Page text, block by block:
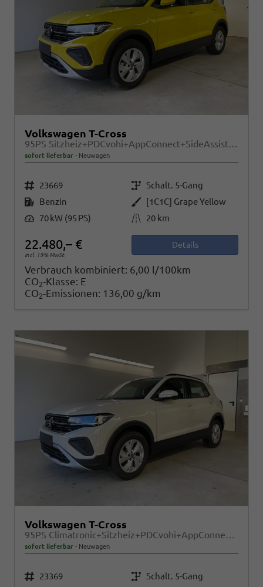
Volkswagen T-Cross
95PS Sitzheiz+PDCvohi+AppConnect+SideAssist+TravelAssist+ACC+Klima
sofort lieferbar Neuwagen
Fahrzeugnr. 23669 Getriebe Schalt. 5-Gang
Kraftstoff Benzin Außenfarbe
[1C1C] Grape Yellow
Leistung 70 kW (95 PS) Kilometerstand 20 km
22.480,– €
incl. 19% MwSt.
Details
Verbrauch kombiniert: 6,00 l/100km
CO2-Klasse: E
CO2-Emissionen: 136,00 g/km
Volkswagen T-Cross
95PS Climatronic+Sitzheiz+PDCvohi+AppConnect+Side+TravelAssist+ACC
sofort lieferbar Neuwagen
Fahrzeugnr. 23369 Getriebe Schalt. 5-Gang